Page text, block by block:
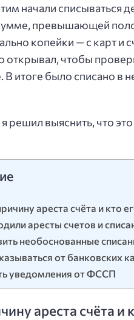
начали списываться
превышающей
копейки — с карт и
открывал, чтобы
В итоге было списано в
решил выяснить, что
ареста счёта и кто
аресты счетов и
необоснованные
от банковских
уведомления от ФССП
ареста счёта и